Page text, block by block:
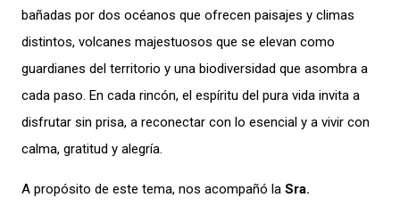
bañadas por dos océanos que ofrecen paisajes y climas
distintos, volcanes majestuosos que se elevan como
guardianes del territorio y una biodiversidad que asombra a
cada paso. En cada rincón, el espíritu del pura vida invita a
disfrutar sin prisa, a reconectar con lo esencial y a vivir con
calma, gratitud y alegría.
A propósito de este tema, nos acompañó la Sra.